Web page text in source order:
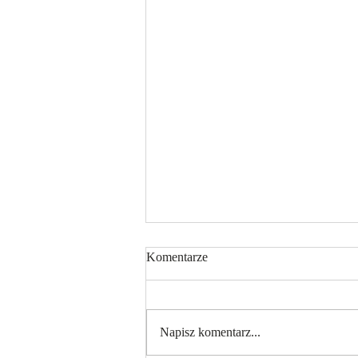
Komentarze
Napisz komentarz...